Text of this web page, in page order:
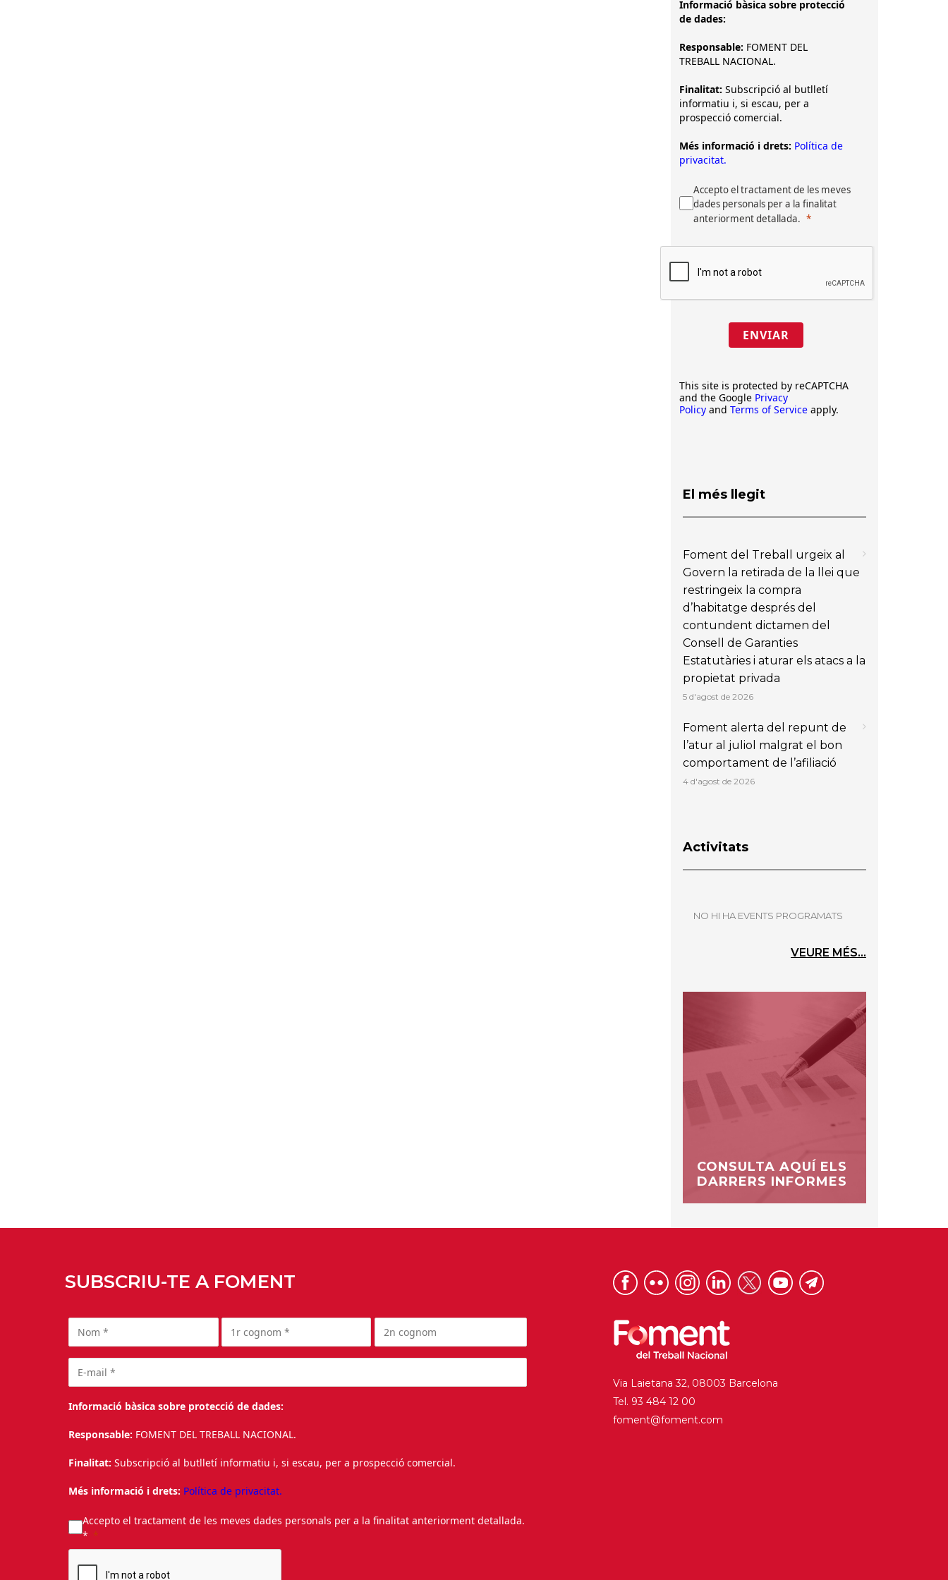
Informació bàsica sobre protecció
de dades:
Responsable: FOMENT DEL
TREBALL NACIONAL.
Finalitat: Subscripció al butlletí
informatiu i, si escau, per a
prospecció comercial.
Més informació i drets: Política de
privacitat.
Accepto el tractament de les meves
dades personals per a la finalitat
anteriorment detallada.
ENVIAR
This site is protected by reCAPTCHA
and the Google Privacy
Policy and Terms of Service apply.
El més llegit
Foment del Treball urgeix al
Govern la retirada de la llei que
restringeix la compra
d’habitatge després del
contundent dictamen del
Consell de Garanties
Estatutàries i aturar els atacs a la
propietat privada
5 d'agost de 2026
Foment alerta del repunt de
l’atur al juliol malgrat el bon
comportament de l’afiliació
4 d'agost de 2026
Activitats
NO HI HA EVENTS PROGRAMATS
VEURE MÉS...
CONSULTA AQUÍ ELS
DARRERS INFORMES
SUBSCRIU-TE A FOMENT
Informació bàsica sobre protecció de dades:
Responsable: FOMENT DEL TREBALL NACIONAL.
Finalitat: Subscripció al butlletí informatiu i, si escau, per a prospecció comercial.
Més informació i drets: Política de privacitat.
Accepto el tractament de les meves dades personals per a la finalitat anteriorment detallada.
*
Via Laietana 32, 08003 Barcelona
Tel. 93 484 12 00
foment@foment.com